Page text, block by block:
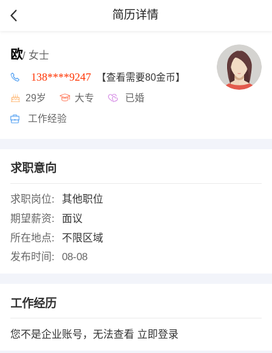
简历详情
欧/ 女士
138****9247 【查看需要80金币】
29岁 大专 已婚
工作经验
求职意向
求职岗位:
其他职位
期望薪资:
面议
所在地点:
不限区域
发布时间:
08-08
工作经历
您不是企业账号，无法查看 立即登录